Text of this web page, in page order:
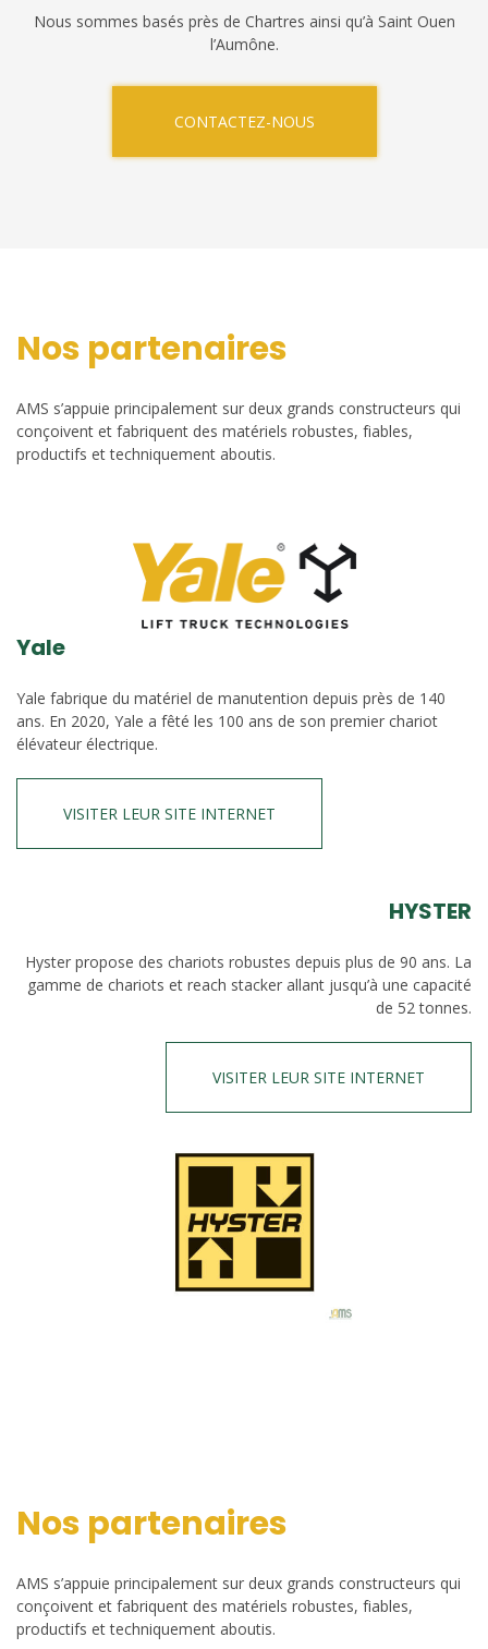
Nous sommes basés près de Chartres ainsi qu’à Saint Ouen
l’Aumône.
CONTACTEZ-NOUS
Nos partenaires
AMS s’appuie principalement sur deux grands constructeurs qui
conçoivent et fabriquent des matériels robustes, fiables,
productifs et techniquement aboutis.
Yale
Yale fabrique du matériel de manutention depuis près de 140
ans. En 2020, Yale a fêté les 100 ans de son premier chariot
élévateur électrique.
VISITER LEUR SITE INTERNET
HYSTER
Hyster propose des chariots robustes depuis plus de 90 ans. La
gamme de chariots et reach stacker allant jusqu’à une capacité
de 52 tonnes.
VISITER LEUR SITE INTERNET
Nos partenaires
AMS s’appuie principalement sur deux grands constructeurs qui
conçoivent et fabriquent des matériels robustes, fiables,
productifs et techniquement aboutis.